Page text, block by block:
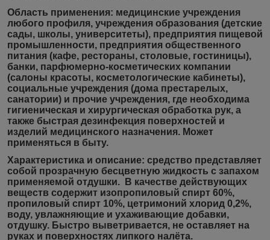
Область применения: медицинские учреждения
любого профиля, учреждения образования (детские
сады, школы, университеты), предприятия пищевой
промышленности, предприятия общественного
питания (кафе, рестораны, столовые, гостиницы),
банки, парфюмерно-косметических компании
(салоны красоты, косметологические кабинеты),
социальные учреждения (дома престарелых,
санатории) и прочие учреждения, где необходима
гигиеническая и хирургическая обработка рук, а
также быстрая дезинфекция поверхностей и
изделий медицинского назначения. Может
применяться в быту.
Характеристика и описание: средство представляет
собой прозрачную бесцветную жидкость с запахом
применяемой отдушки. В качестве действующих
веществ содержит изопропиловый спирт 60%,
пропиловый спирт 10%, цетримоний хлорид 0,2%,
воду, увлажняющие и ухаживающие добавки,
отдушку. Быстро выветривается, не оставляет на
руках и поверхностях липкого налёта.